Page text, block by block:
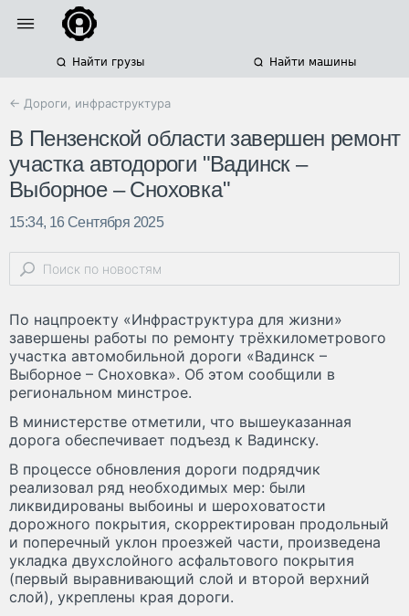
Найти грузы Найти машины
← Дороги, инфраструктура
В Пензенской области завершен ремонт
участка автодороги "Вадинск –
Выборное – Сноховка"
15:34, 16 Сентября 2025
По нацпроекту «Инфраструктура для жизни»
завершены работы по ремонту трёхкилометрового
участка автомобильной дороги «Вадинск –
Выборное – Сноховка». Об этом сообщили в
региональном минстрое.
В министерстве отметили, что вышеуказанная
дорога обеспечивает подъезд к Вадинску.
В процессе обновления дороги подрядчик
реализовал ряд необходимых мер: были
ликвидированы выбоины и шероховатости
дорожного покрытия, скорректирован продольный
и поперечный уклон проезжей части, произведена
укладка двухслойного асфальтового покрытия
(первый выравнивающий слой и второй верхний
слой), укреплены края дороги.